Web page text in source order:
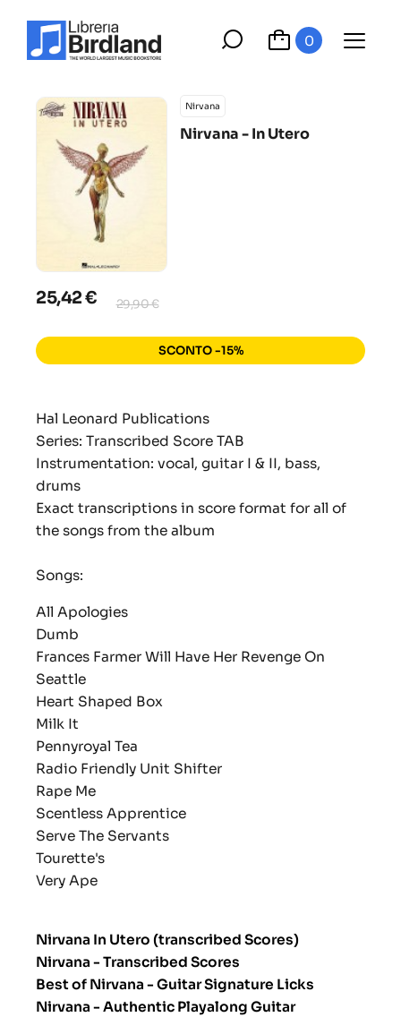
0
Nirvana
Nirvana - In Utero
25,42 € 29,90 €
SCONTO -15%
Hal Leonard Publications
Series: Transcribed Score TAB
Instrumentation: vocal, guitar I & II, bass,
drums
Exact transcriptions in score format for all of
the songs from the album
Songs:
All Apologies
Dumb
Frances Farmer Will Have Her Revenge On
Seattle
Heart Shaped Box
Milk It
Pennyroyal Tea
Radio Friendly Unit Shifter
Rape Me
Scentless Apprentice
Serve The Servants
Tourette's
Very Ape
Nirvana In Utero (transcribed Scores)
Nirvana - Transcribed Scores
Best of Nirvana - Guitar Signature Licks
Nirvana - Authentic Playalong Guitar